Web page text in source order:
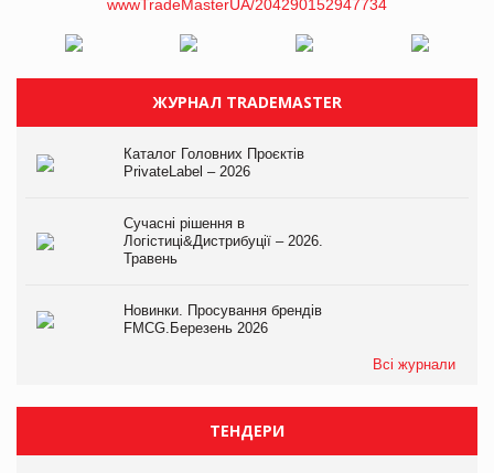
ЖУРНАЛ TRADEMASTER
Каталог Головних Проєктів
PrivateLabel – 2026
Сучасні рішення в
Логістиці&Дистрибуції – 2026.
Травень
Новинки. Просування брендів
FMCG.Березень 2026
Всі журнали
ТЕНДЕРИ